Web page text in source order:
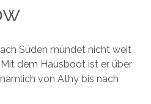
Süden mündet nicht weit
dem Hausboot ist er über
von Athy bis nach